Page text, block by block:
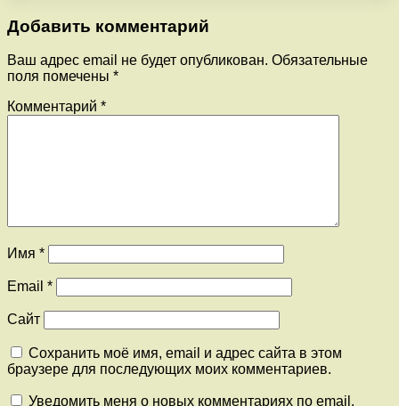
Добавить комментарий
Ваш адрес email не будет опубликован. Обязательные
поля помечены *
Комментарий *
Имя *
Email *
Сайт
Сохранить моё имя, email и адрес сайта в этом
браузере для последующих моих комментариев.
Уведомить меня о новых комментариях по email.